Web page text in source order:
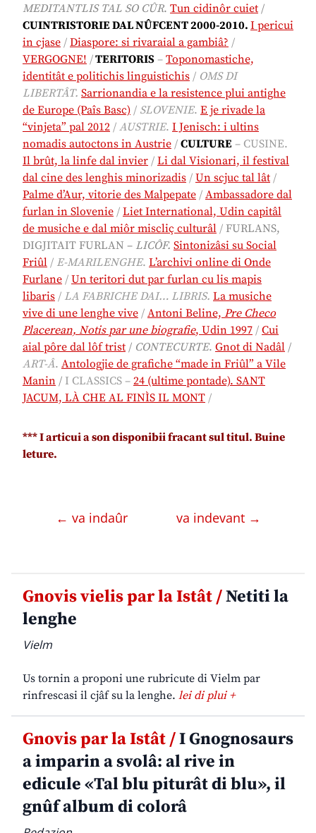
MEDITANTLIS TAL SO CÛR. Tun cidinôr cuiet /
CUINTRISTORIE DAL NÛFCENT 2000-2010. I pericui
in cjase / Diaspore: si rivaraial a gambiâ? /
VERGOGNE! /TERITORIS – Toponomastiche,
identitât e politichis linguistichis / OMS DI
LIBERTÂT. Sarrionandia e la resistence plui antighe
de Europe (Paîs Basc) / SLOVENIE. E je rivade la
“vinjeta” pal 2012 / AUSTRIE. I Jenisch: i ultins
nomadis autoctons in Austrie / CULTURE – CUSINE.
Il brût, la linfe dal invier / Li dal Visionari, il festival
dal cine des lenghis minorizadis / Un scjuc tal lât /
Palme d’Aur, vitorie des Malpepate / Ambassadore dal
furlan in Slovenie / Liet International, Udin capitâl
de musiche e dal miôr miscliç culturâl / FURLANS,
DIGJITAIT FURLAN – LICÔF. Sintonizâsi su Social
Friûl / E-MARILENGHE. L’archivi online di Onde
Furlane / Un teritori dut par furlan cu lis mapis
libaris / LA FABRICHE DAI… LIBRIS. La musiche
vive di une lenghe vive / Antoni Beline, Pre Checo
Placerean, Notis par une biografie, Udin 1997 / Cui
aial pôre dal lôf trist / CONTECURTE. Gnot di Nadâl /
ART-Â. Antologjie de grafiche “made in Friûl” a Vile
Manin / I CLASSICS – 24 (ultime pontade). SANT
JACUM, LÀ CHE AL FINÌS IL MONT /
*** I articui a son disponibii fracant sul titul. Buine
leture.
← va indaûr va indevant →
Gnovis vielis par la Istât /Netiti la
lenghe
Vielm
Us tornin a proponi une rubricute di Vielm par
rinfrescasi il cjâf su la lenghe. lei di plui +
Gnovis par la Istât /I Gnognosaurs
a imparin a svolâ: al rive in
edicule «Tal blu piturât di blu», il
gnûf album di colorâ